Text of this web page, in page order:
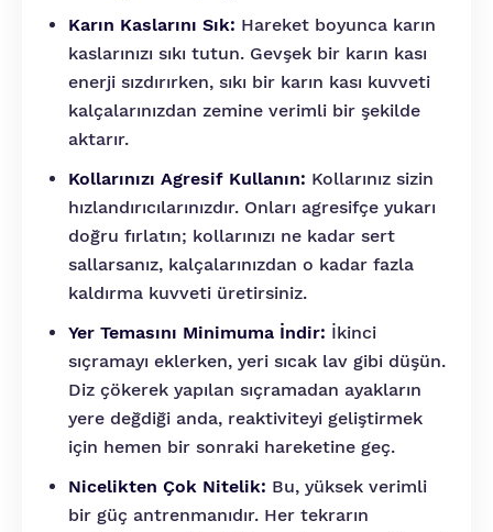
Karın Kaslarını Sık: Hareket boyunca karın
kaslarınızı sıkı tutun. Gevşek bir karın kası
enerji sızdırırken, sıkı bir karın kası kuvveti
kalçalarınızdan zemine verimli bir şekilde
aktarır.
Kollarınızı Agresif Kullanın: Kollarınız sizin
hızlandırıcılarınızdır. Onları agresifçe yukarı
doğru fırlatın; kollarınızı ne kadar sert
sallarsanız, kalçalarınızdan o kadar fazla
kaldırma kuvveti üretirsiniz.
Yer Temasını Minimuma İndir: İkinci
sıçramayı eklerken, yeri sıcak lav gibi düşün.
Diz çökerek yapılan sıçramadan ayakların
yere değdiği anda, reaktiviteyi geliştirmek
için hemen bir sonraki hareketine geç.
Nicelikten Çok Nitelik: Bu, yüksek verimli
bir güç antrenmanıdır. Her tekrarın